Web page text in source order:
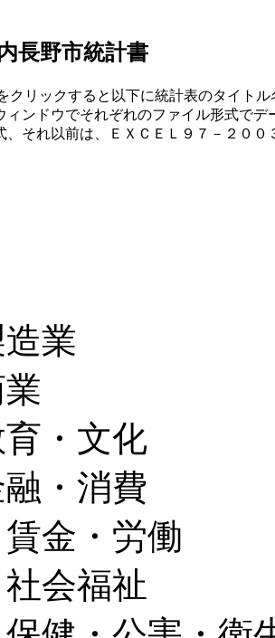
長野市統計書
クリックすると以下に統計表のタイト
ィンドウでそれぞれのファイル形式で
、それ以前は、ＥＸＣＥＬ９７－２００
業
育・文化
融・消費
賃金・労働
社会福祉